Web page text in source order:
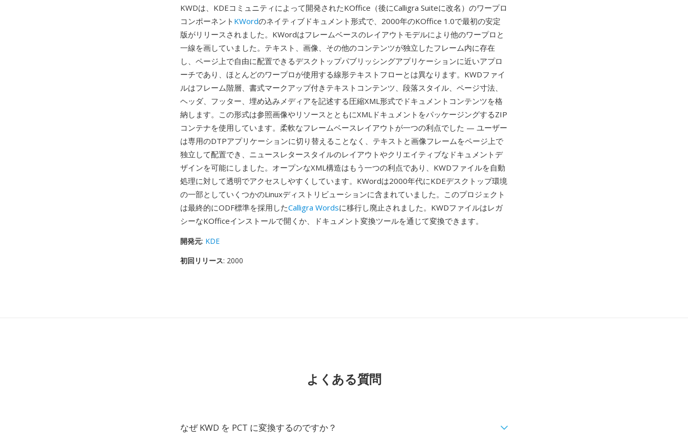
KWDは、KDEコミュニティによって開発されたKOffice（後にCalligra Suiteに改名）のワープロ
コンポーネント KWordのネイティブドキュメント形式で、2000年のKOffice 1.0で最初の安定
版がリリースされました。KWordはフレームベースのレイアウトモデルにより他のワープロと
一線を画していました。テキスト、画像、その他のコンテンツが独立したフレーム内に存在
し、ページ上で自由に配置できるデスクトップパブリッシングアプリケーションに近いアプロ
ーチであり、ほとんどのワープロが使用する線形テキストフローとは異なります。KWDファイ
ルはフレーム階層、書式マークアップ付きテキストコンテンツ、段落スタイル、ページ寸法、
ヘッダ、フッター、埋め込みメディアを記述する圧縮XML形式でドキュメントコンテンツを格
納します。この形式は参照画像やリソースとともにXMLドキュメントをパッケージングするZIP
コンテナを使用しています。柔軟なフレームベースレイアウトが一つの利点でした — ユーザー
は専用のDTPアプリケーションに切り替えることなく、テキストと画像フレームをページ上で
独立して配置でき、ニュースレタースタイルのレイアウトやクリエイティブなドキュメントデ
ザインを可能にしました。オープンなXML構造はもう一つの利点であり、KWDファイルを自動
処理に対して透明でアクセスしやすくしています。KWordは2000年代にKDEデスクトップ環境
の一部としていくつかのLinuxディストリビューションに含まれていました。このプロジェクト
は最終的にODF標準を採用したCalligra Wordsに移行し廃止されました。KWDファイルはレガ
シーなKOfficeインストールで開くか、ドキュメント変換ツールを通じて変換できます。
開発元: KDE
初回リリース: 2000
よくある質問
なぜ KWD を PCT に変換するのですか？